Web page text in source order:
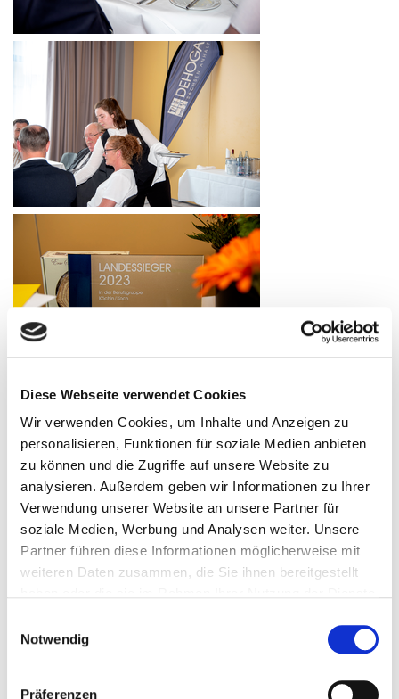
Diese Webseite verwendet Cookies
Wir verwenden Cookies, um Inhalte und Anzeigen zu
personalisieren, Funktionen für soziale Medien anbieten
zu können und die Zugriffe auf unsere Website zu
analysieren. Außerdem geben wir Informationen zu Ihrer
Verwendung unserer Website an unsere Partner für
soziale Medien, Werbung und Analysen weiter. Unsere
Partner führen diese Informationen möglicherweise mit
weiteren Daten zusammen, die Sie ihnen bereitgestellt
Notwendig
Präferenzen